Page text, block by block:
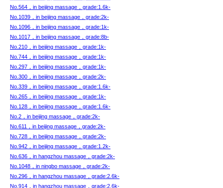
No.564，in beijing massage，grade:1.6k-
No.1039，in beijing massage，grade:2k-
No.1096，in beijing massage，grade:1k-
No.1017，in beijing massage，grade:8b-
No.210，in beijing massage，grade:1k-
No.744，in beijing massage，grade:1k-
No.297，in beijing massage，grade:1k-
No.300，in beijing massage，grade:2k-
No.339，in beijing massage，grade:1.6k-
No.265，in beijing massage，grade:1k-
No.128，in beijing massage，grade:1.6k-
No.2，in beijing massage，grade:2k-
No.611，in beijing massage，grade:2k-
No.728，in beijing massage，grade:2k-
No.942，in beijing massage，grade:1.2k-
No.636，in hangzhou massage，grade:2k-
No.1048，in ningbo massage，grade:2k-
No.296，in hangzhou massage，grade:2.6k-
No.914，in hangzhou massage，grade:2.6k-